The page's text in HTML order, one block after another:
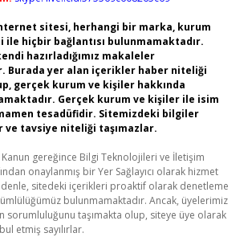
sitesi, herhangi bir marka, kurum
ile hiçbir bağlantısı bulunmamaktadır.
hazırladığımız makaleler
Burada yer alan içerikler haber niteliği
gerçek kurum ve kişiler hakkında
Gerçek kurum ve kişiler ile isim
tesadüfidir. Sitemizdeki bilgiler
tavsiye niteliği taşımazlar.
Kanun gereğince Bilgi Teknolojileri ve İletişim
onaylanmış bir Yer Sağlayıcı olarak hizmet
sitedeki içerikleri proaktif olarak denetleme
bulunmamaktadır. Ancak, üyelerimiz
sorumluluğunu taşımakta olup, siteye üye olarak
etmiş sayılırlar.